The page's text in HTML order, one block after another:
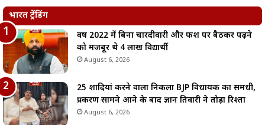
भारत ट्रेंडिंग
वर्ष 2022 में बिना चारदीवारी और फर्श पर बैठकर पढ़ने
को मजबूर थे 4 लाख विद्यार्थी
August 6, 2026
25 शादियां करने वाला निकला BJP विधायक का समधी,
प्रकरण सामने आने के बाद ज्ञान तिवारी ने तोड़ा रिश्ता
August 6, 2026